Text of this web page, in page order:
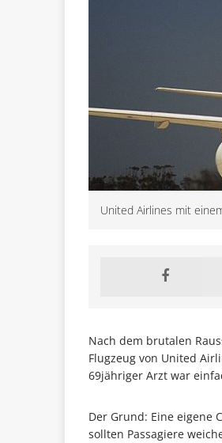
United Airlines mit
Nach dem brutalen
Flugzeug von United
69jähriger Arzt war
Der Grund: Eine eigene
sollten Passagiere